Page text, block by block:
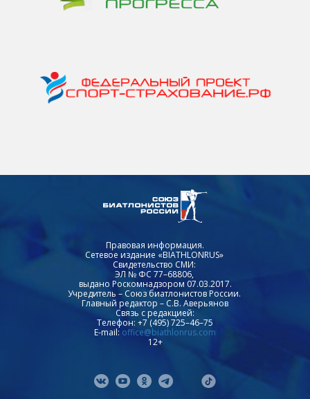
Правовая информация.
Сетевое издание «BIATHLONRUS»
Свидетельство СМИ:
ЭЛ № ФС 77–68806,
выдано Роскомнадзором 07.03.2017.
Учредитель – Союз биатлонистов России.
Главный редактор – С.В. Аверьянов
Связь с редакцией:
Телефон: +7 (495) 725–46–75
E-mail: office@biathlonrus.com
12+